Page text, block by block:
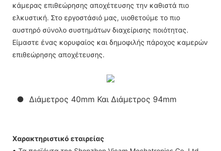
κάμερας επιθεώρησης αποχέτευσης την καθιστά πιο
ελκυστική. Στο εργοστάσιό μας, υιοθετούμε το πιο
αυστηρό σύνολο συστημάτων διαχείρισης ποιότητας.
Είμαστε ένας κορυφαίος και δημοφιλής πάροχος καμερών
επιθεώρησης αποχέτευσης.
● Διάμετρος 40mm Και Διάμετρος 94mm
Χαρακτηριστικό εταιρείας